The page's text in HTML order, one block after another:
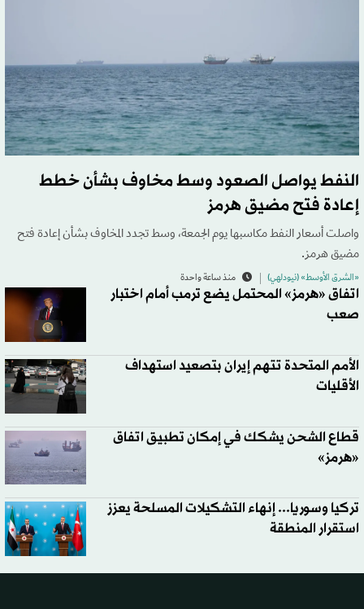
النفط يواصل الصعود وسط مخاوف بشأن خطط
إعادة فتح مضيق هرمز
واصلت أسعار النفط مكاسبها يوم الجمعة، وسط تجدد المخاوف بشأن إعادة فتح
مضيق هرمز.
«الشرق الأوسط» (نيودلهي) منذ ساعة واحدة
اتفاق «هرمز» المحتمل يضع ترمب أمام اختبار
صعب
الأمم المتحدة تتهم إيران بتصعيد استهداف
الأقليات
قطاع الشحن يشكك في إمكان تطبيق اتفاق
«هرمز»
تركيا وسوريا... إنهاء التشكيلات المسلحة يعزز
استقرار المنطقة